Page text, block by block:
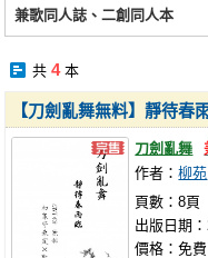
兼歌同人誌、二創同人本
共 4本
【刀劍亂舞無料】靜待春
刀劍亂舞
作者：柳苑
頁數：8頁
出版日期
價格：免費